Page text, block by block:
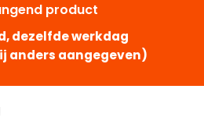
product
dezelfde werkdag
anders aangegeven)